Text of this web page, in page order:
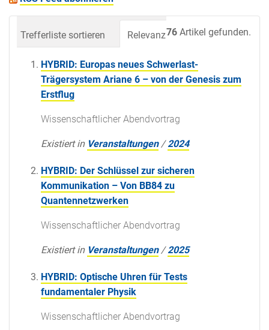
76 Artikel gefunden.
Trefferliste sortieren Relevanz Datum
HYBRID: Europas neues Schwerlast-
Trägersystem Ariane 6 – von der Genesis zum
Erstflug
Wissenschaftlicher Abendvortrag
Existiert in Veranstaltungen /2024
HYBRID: Der Schlüssel zur sicheren
Kommunikation – Von BB84 zu
Quantennetzwerken
Wissenschaftlicher Abendvortrag
Existiert in Veranstaltungen /2025
HYBRID: Optische Uhren für Tests
fundamentaler Physik
Wissenschaftlicher Abendvortrag